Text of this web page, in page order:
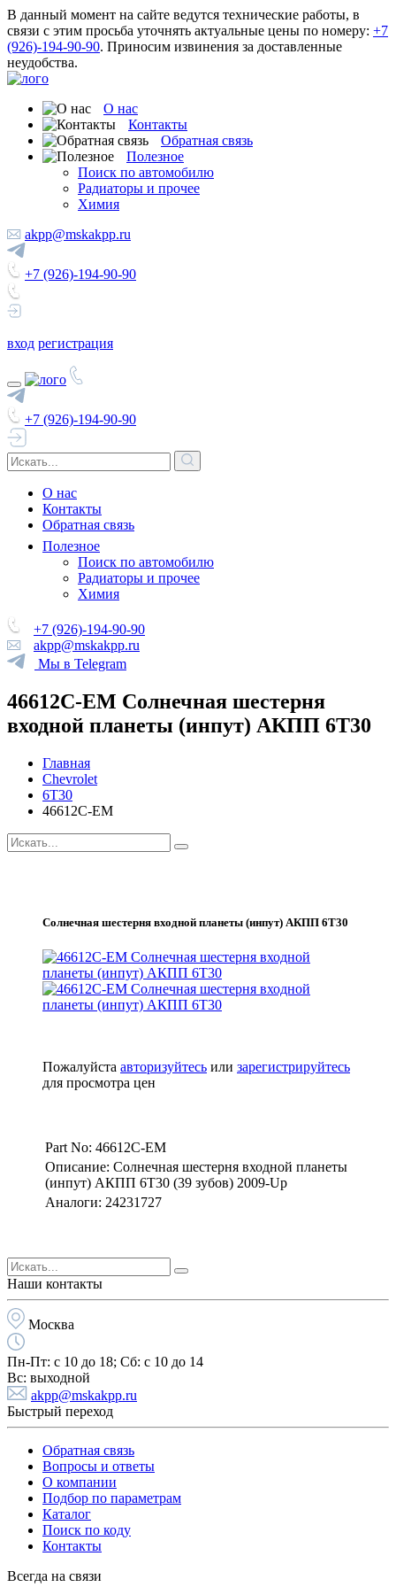
В данный момент на сайте ведутся технические работы, в
связи с этим просьба уточнять актуальные цены по номеру: +7
(926)-194-90-90. Приносим извинения за доставленные
неудобства.
О нас
Контакты
Обратная связь
Полезное
Поиск по автомобилю
Радиаторы и прочее
Химия
akpp@mskakpp.ru
+7 (926)-194-90-90
вход регистрация
+7 (926)-194-90-90
О нас
Контакты
Обратная связь
Полезное
Поиск по автомобилю
Радиаторы и прочее
Химия
+7 (926)-194-90-90
akpp@mskakpp.ru
Мы в Telegram
46612C-EM Солнечная шестерня
входной планеты (инпут) АКПП 6Т30
Главная
Chevrolet
6T30
46612C-EM
Солнечная шестерня входной планеты (инпут) АКПП 6Т30
Пожалуйста авторизуйтесь или зарегистрируйтесь
для просмотра цен
Part No: 46612C-EM
Описание: Солнечная шестерня входной планеты
(инпут) АКПП 6Т30 (39 зубов) 2009-Up
Аналоги: 24231727
Наши контакты
Москва
Пн-Пт: с 10 до 18; Cб: с 10 до 14
Вс: выходной
akpp@mskakpp.ru
Быстрый переход
Обратная связь
Вопросы и ответы
О компании
Подбор по параметрам
Каталог
Поиск по коду
Контакты
Всегда на связи